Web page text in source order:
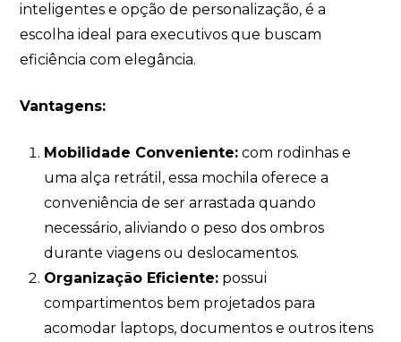
inteligentes e opção de personalização, é a
escolha ideal para executivos que buscam
eficiência com elegância.
Vantagens:
Mobilidade Conveniente:com rodinhas e
uma alça retrátil, essa mochila oferece a
conveniência de ser arrastada quando
necessário, aliviando o peso dos ombros
durante viagens ou deslocamentos.
Organização Eficiente:possui
compartimentos bem projetados para
acomodar laptops, documentos e outros itens